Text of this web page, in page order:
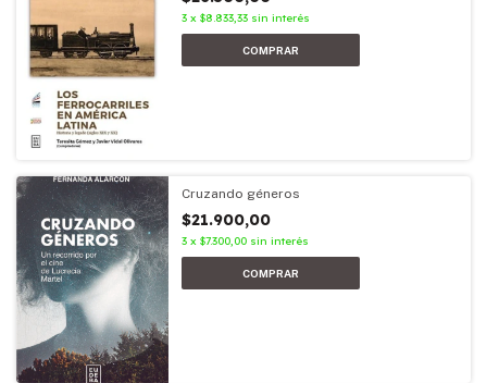
3 x $8.833,33 sin interés
Cruzando géneros
$21.900,00
3 x $7.300,00 sin interés